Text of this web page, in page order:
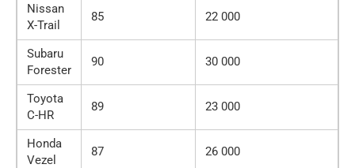
Nissan
X-Trail
85 22 000
Subaru
Forester
90 30 000
Toyota
C-HR
89 23 000
Honda
Vezel
87 26 000